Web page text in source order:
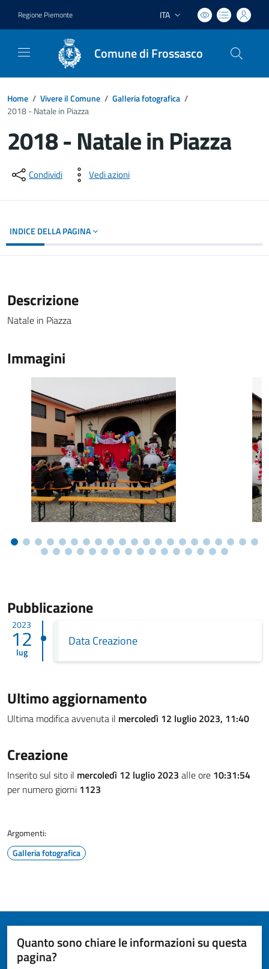
Regione Piemonte Lingua attiva:
ITA
Comune di Frossasco
Home / Vivere il Comune / Galleria fotografica /
2018 - Natale in Piazza
2018 - Natale in Piazza
Dettagli del documento
Condividi Vedi azioni
INDICE DELLA PAGINA
Descrizione
Natale in Piazza
Immagini
Pubblicazione
2023
12
lug
Data Creazione
Ultimo aggiornamento
Ultima modifica avvenuta il mercoledì 12 luglio 2023, 11:40
Creazione
Inserito sul sito il mercoledì 12 luglio 2023 alle ore 10:31:54
per numero giorni 1123
Argomenti:
Galleria fotografica
Quanto sono chiare le informazioni su questa
pagina?